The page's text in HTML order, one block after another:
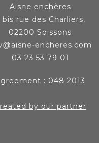
Aisne enchères
bis rue des Charliers,
02200 Soissons
encheres.com
03 23 53 79 01
: 048 2013
by our partner